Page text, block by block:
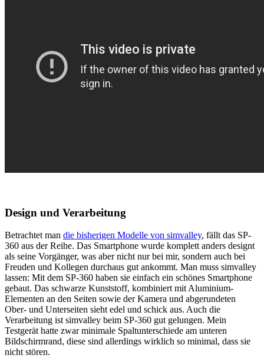
Design und Verarbeitung
Betrachtet man die bisherigen Modelle von simvalley, fällt das SP-
360 aus der Reihe. Das Smartphone wurde komplett anders designt
als seine Vorgänger, was aber nicht nur bei mir, sondern auch bei
Freuden und Kollegen durchaus gut ankommt. Man muss simvalley
lassen: Mit dem SP-360 haben sie einfach ein schönes Smartphone
gebaut. Das schwarze Kunststoff, kombiniert mit Aluminium-
Elementen an den Seiten sowie der Kamera und abgerundeten
Ober- und Unterseiten sieht edel und schick aus. Auch die
Verarbeitung ist simvalley beim SP-360 gut gelungen. Mein
Testgerät hatte zwar minimale Spaltunterschiede am unteren
Bildschirmrand, diese sind allerdings wirklich so minimal, dass sie
nicht stören.